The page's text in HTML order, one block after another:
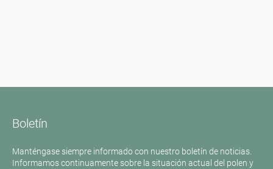
Boletín
Manténgase siempre informado con nuestro boletín de noticias.
Informamos continuamente sobre la situación actual del polen y